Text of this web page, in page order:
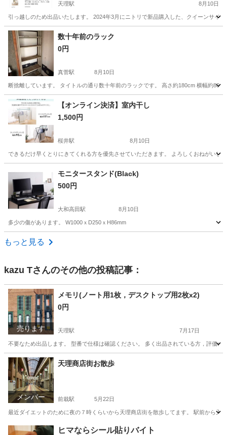
天理駅 8月10日
引っ越しのため出品いたします。 2024年3月にニトリで新品購入した、クイーンサイ
奈良 天理市 天理駅 ベッド
数十年前のラック
0円
真菅駅 8月10日
断捨離しています。 タイトルの通り数十年前のラックです。 高さ約180cm 横幅約
奈良 橿原市 真菅駅 収納家具
【オンライン決済】室内干し
1,500円
桜井駅 8月10日
できるだけ早くとりにきてくれる方を優先させていただきます。 よろしくおねがいし
桜井駅 収納家具
モニタースタンド(Black)
500円
大和高田駅 8月10日
多少の傷があります。 W1000ｘD250ｘH86mm
奈良 北葛城郡
もっと見る
kazu Tさんのその他の投稿記事：
売ります
メモリ(ノート用1枚，デスクトップ用2枚x2)
0円
天理駅 7月17日
不要なため出品します。 型番で仕様は確認ください。 多く出品されている方，評価
奈良 天理市 天理駅 PCパーツ
メンバー
天理商店街お散歩
前栽駅 5月22日
最近ダイエットのために夜の７時くらいから天理商店街を散歩してます。 駅前から
奈良 天理市 前栽駅 その他 一緒に
ヒマならシール貼りバイト